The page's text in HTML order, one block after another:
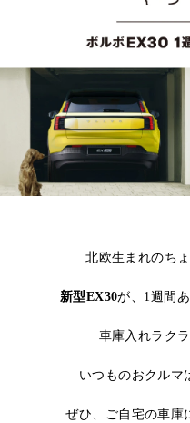
北欧生まれのち
新型EX30が、1週間
車庫入れラク
いつものおクルマ
ぜひ、ご自宅の車庫